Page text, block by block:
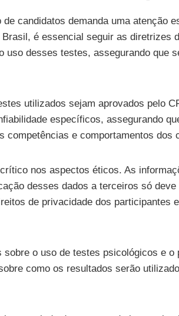
de candidatos demanda uma atenção
é essencial seguir as diretrizes
uso desses testes, assegurando que
utilizados sejam aprovados pelo
específicos, assegurando
competências e comportamentos dos
nos aspectos éticos. As
desses dados a terceiros só
de privacidade dos participantes
o uso de testes psicológicos e o
como os resultados serão